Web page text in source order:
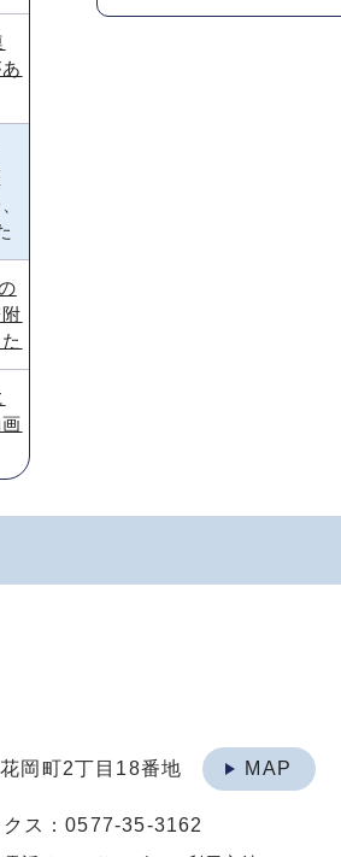
岡町2丁目18番地 MAP
クス：0577-35-3162